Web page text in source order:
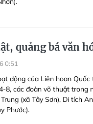
quảng bá văn
0:51
động của Liên hoan
8, các đoàn võ thuật trong
(xã Tây Sơn), Di tích
Phước).